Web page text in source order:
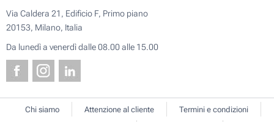
Via Caldera 21, Edificio F, Primo piano
20153, Milano, Italia
Da lunedì a venerdì dalle 08.00 alle 15.00
Chi siamo Attenzione al cliente Termini e condizioni